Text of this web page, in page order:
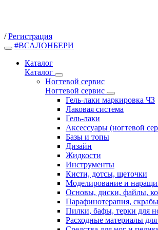
/ Регистрация
#ВСАЛОНБЕРИ
Каталог
Каталог
Ногтевой сервис
Ногтевой сервис
Гель-лаки маркировка ЧЗ
Лаковая система
Гель-лаки
Аксессуары (ногтевой
Базы и топы
Дизайн
Жидкости
Инструменты
Кисти, дотсы, щеточки
Моделирование и
Основы, диски, файлы,
Парафинотерапия, скрабы
Пилки, бафы, терки для
Расходные материалы